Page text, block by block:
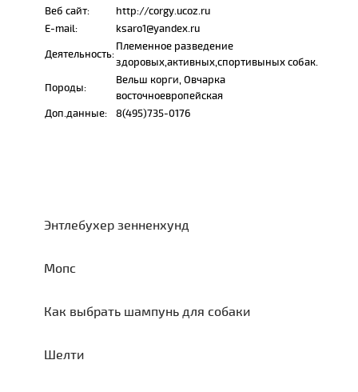
Веб сайт:
http://corgy.ucoz.ru
E-mail:
ksaro1@yandex.ru
Деятельность:
Племенное разведение
здоровых,активных,спортивыных собак.
Породы:
Вельш корги, Овчарка
восточноевропейская
Доп.данные:
8(495)735-0176
Энтлебухер зенненхунд
Мопс
Как выбрать шампунь для собаки
Шелти